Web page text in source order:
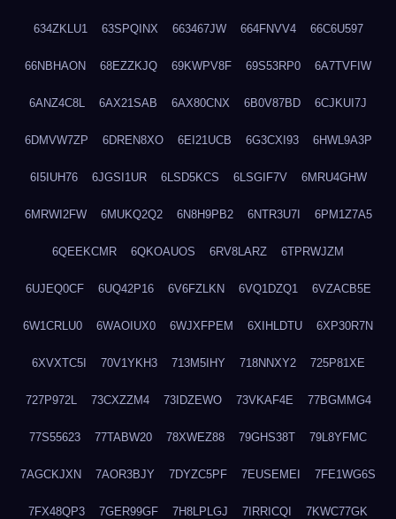
634ZKLU1 63SPQINX 663467JW 664FNVV4 66C6U597
66NBHAON 68EZZKJQ 69KWPV8F 69S53RP0 6A7TVFIW
6ANZ4C8L 6AX21SAB 6AX80CNX 6B0V87BD 6CJKUI7J
6DMVW7ZP 6DREN8XO 6EI21UCB 6G3CXI93 6HWL9A3P
6I5IUH76 6JGSI1UR 6LSD5KCS 6LSGIF7V 6MRU4GHW
6MRWI2FW 6MUKQ2Q2 6N8H9PB2 6NTR3U7I 6PM1Z7A5
6QEEKCMR 6QKOAUOS 6RV8LARZ 6TPRWJZM
6UJEQ0CF 6UQ42P16 6V6FZLKN 6VQ1DZQ1 6VZACB5E
6W1CRLU0 6WAOIUX0 6WJXFPEM 6XIHLDTU 6XP30R7N
6XVXTC5I 70V1YKH3 713M5IHY 718NNXY2 725P81XE
727P972L 73CXZZM4 73IDZEWO 73VKAF4E 77BGMMG4
77S55623 77TABW20 78XWEZ88 79GHS38T 79L8YFMC
7AGCKJXN 7AOR3BJY 7DYZC5PF 7EUSEMEI 7FE1WG6S
7FX48QP3 7GER99GF 7H8LPLGJ 7IRRICQI 7KWC77GK